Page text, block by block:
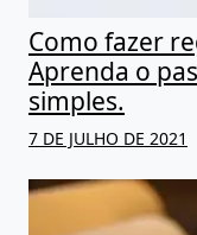
Como fazer
Aprenda o
simples.
7 DE JULHO DE 2021